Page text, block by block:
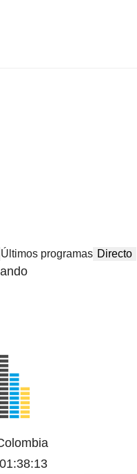
Últimos programas Directo